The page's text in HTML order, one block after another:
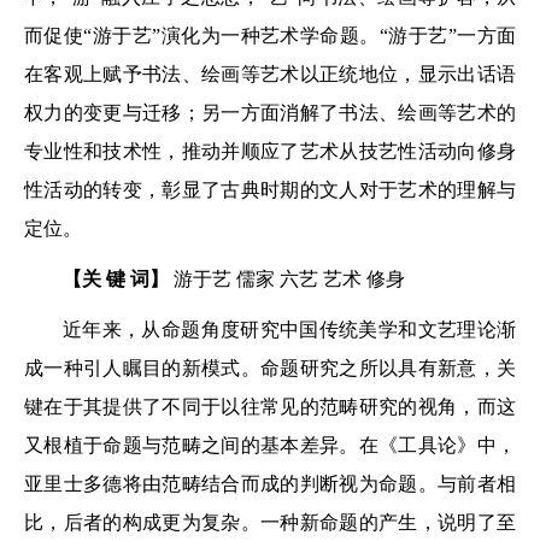
而促使“游于艺”演化为一种艺术学命题。“游于艺”一方面
在客观上赋予书法、绘画等艺术以正统地位，显示出话语
权力的变更与迁移；另一方面消解了书法、绘画等艺术的
专业性和技术性，推动并顺应了艺术从技艺性活动向修身
性活动的转变，彰显了古典时期的文人对于艺术的理解与
定位。
【关 键 词】 游于艺 儒家 六艺 艺术 修身
近年来，从命题角度研究中国传统美学和文艺理论渐
成一种引人瞩目的新模式。命题研究之所以具有新意，关
键在于其提供了不同于以往常见的范畴研究的视角，而这
又根植于命题与范畴之间的基本差异。在《工具论》中，
亚里士多德将由范畴结合而成的判断视为命题。与前者相
比，后者的构成更为复杂。一种新命题的产生，说明了至